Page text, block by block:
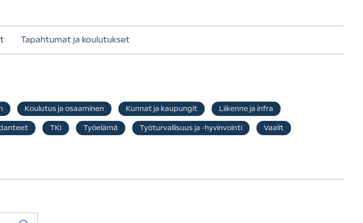
Tapahtumat ja koulutukset
Koulutus ja osaaminen Kunnat ja kaupungit Liikenne ja infra
TKI Työelämä Työturvallisuus ja -hyvinvointi Vaalit